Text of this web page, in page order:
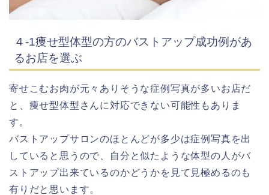
４-1痩せ型体型の方のバストアップ成功例があ
るお店を選ぶ
寄せこむお肉が元々ありそうな症例写真が多いお店だ
と、痩せ型体型さんに対応できない可能性もありま
す。
バストアップサロンのほとんどが多少は症例写真を出
していると思うので、自分と似たような体型の人がバ
ストアップ出来ているのかどうかを見て見極めるのも
有りだと思います。